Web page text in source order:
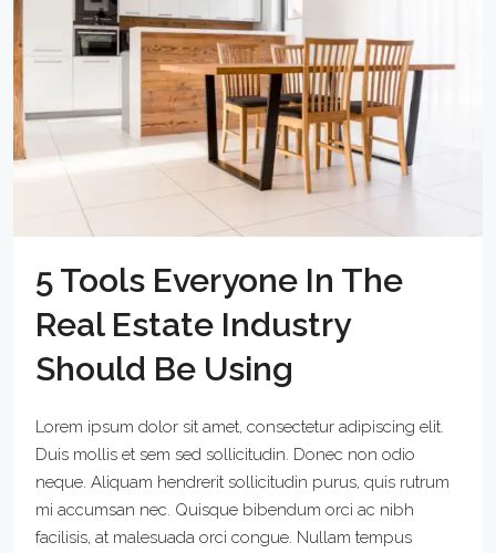
5 Tools Everyone In The
Real Estate Industry
Should Be Using
Lorem ipsum dolor sit amet, consectetur adipiscing elit.
Duis mollis et sem sed sollicitudin. Donec non odio
neque. Aliquam hendrerit sollicitudin purus, quis rutrum
mi accumsan nec. Quisque bibendum orci ac nibh
facilisis, at malesuada orci congue. Nullam tempus